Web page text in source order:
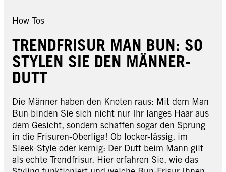
How Tos
TRENDFRISUR MAN BUN: SO
STYLEN SIE DEN MÄNNER-
DUTT
Die Männer haben den Knoten raus: Mit dem Man
Bun binden Sie sich nicht nur Ihr langes Haar aus
dem Gesicht, sondern schaffen sogar den Sprung
in die Frisuren-Oberliga! Ob locker-lässig, im
Sleek-Style oder kernig: Der Dutt beim Mann gilt
als echte Trendfrisur. Hier erfahren Sie, wie das